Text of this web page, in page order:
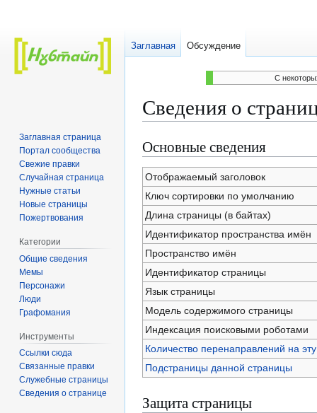
C
Сведения о
Перейти
к
навигации
Перейти
к
поиску
Основные сведения
Отображаемый заголовок
Ключ сортировки по умолчанию
Длина страницы (в байтах)
Идентификатор пространства имён
Пространство имён
Идентификатор страницы
Язык страницы
Модель содержимого страницы
Индексация поисковыми роботами
Количество перенаправлений на
Подстраницы данной страницы
Защита страницы
Заглавная Обсуждение
Заглавная страница
Портал сообщества
Свежие правки
Случайная страница
Нужные статьи
Новые страницы
Пожертвования
Категории
Общие сведения
Мемы
Персонажи
Люди
Графомания
Инструменты
Ссылки сюда
Связанные правки
Служебные страницы
Сведения о странице